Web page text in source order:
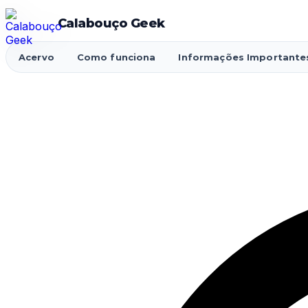
Calabouço Geek
Acervo Como funciona Informações